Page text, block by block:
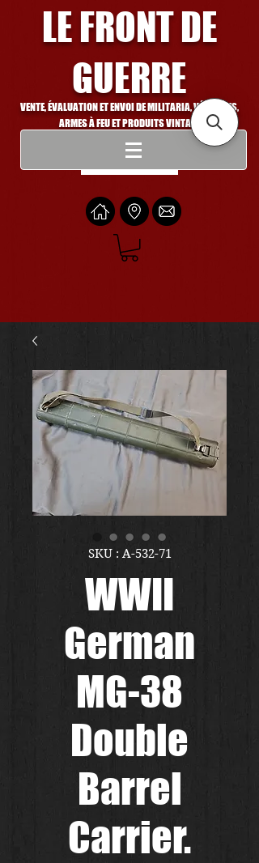
LE FRONT DE
GUERRE
VENTE, ÉVALUATION ET ENVOI DE MILITARIA, VÉHICULES,
ARMES À FEU ET PRODUITS VINTAGE
Se connecter
SKU : A-532-71
WWII
German
MG-38
Double
Barrel
Carrier.